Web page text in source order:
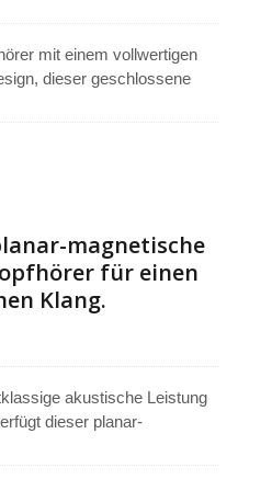
mit einem vollwertigen
dieser geschlossene
und ist ideal für
geeignet als Kopfhörer
oder für FOH-Techniker,
und Langlebigkeit benötigen.
Lösung für
Audioanwendungen, die eine
Überwachung
magnetische
für einen
Klang.
akustische Leistung
dieser planar-
konsistente